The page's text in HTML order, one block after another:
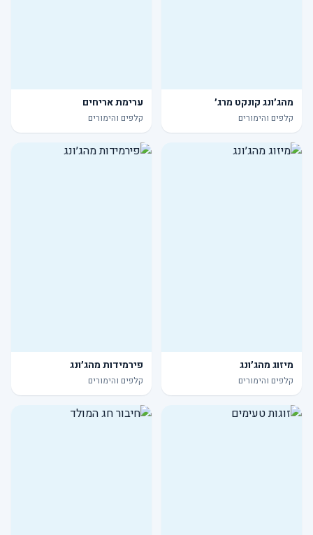
מהג׳ונג קונקט מרג׳
קלפים והימורים
ערימת אריחים
קלפים והימורים
מיזוג מהג׳ונג
קלפים והימורים
פירמידות מהג׳ונג
קלפים והימורים